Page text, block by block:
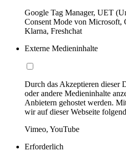
Google Tag Manager, UET
Consent Mode von Microsoft,
Klarna, Freshchat
Externe Medieninhalte
Durch das Akzeptieren dieser
oder andere Medieninhalte
Anbietern gehostet werden.
wir auf dieser Webseite
Vimeo, YouTube
Erforderlich